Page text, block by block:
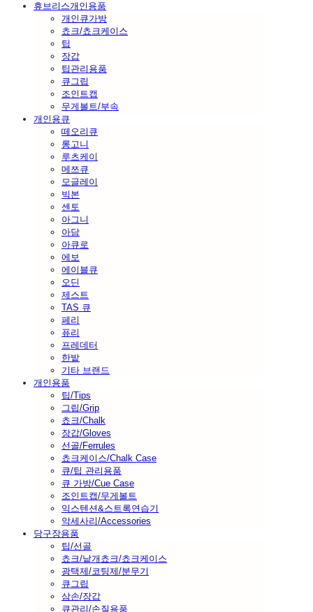
휴브리스개인용품
개인큐가방
쵸크/쵸크케이스
팁
장갑
팁관리용품
큐그립
조인트캡
무게볼트/부속
개인용큐
떼오리큐
롱고니
루츠케이
메쯔큐
모글레이
빅본
센토
아그니
아담
아큐로
에보
에이블큐
오딘
제스트
TAS 큐
페리
퓨리
프레데터
한밭
기타 브랜드
개인용품
팁/Tips
그립/Grip
쵸크/Chalk
장갑/Gloves
선골/Ferrules
쵸크케이스/Chalk Case
큐/팁 관리용품
큐 가방/Cue Case
조인트캡/무게볼트
익스텐션&스트록연습기
악세사리/Accessories
당구장용품
팁/선골
쵸크/낱개쵸크/쵸크케이스
광택제/코팅제/분무기
큐그립
삼손/장갑
큐관리/손질용품